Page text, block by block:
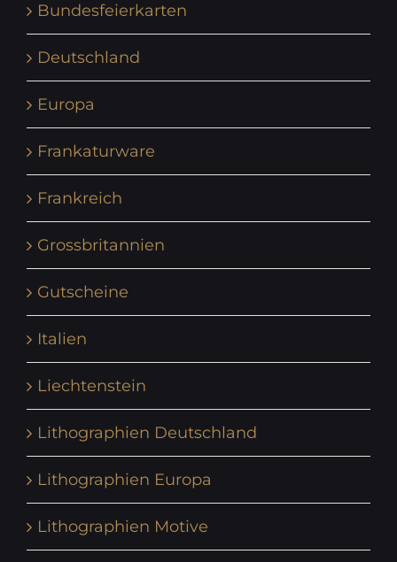
Bundesfeierkarten
Deutschland
Europa
Frankaturware
Frankreich
Grossbritannien
Gutscheine
Italien
Liechtenstein
Lithographien Deutschland
Lithographien Europa
Lithographien Motive